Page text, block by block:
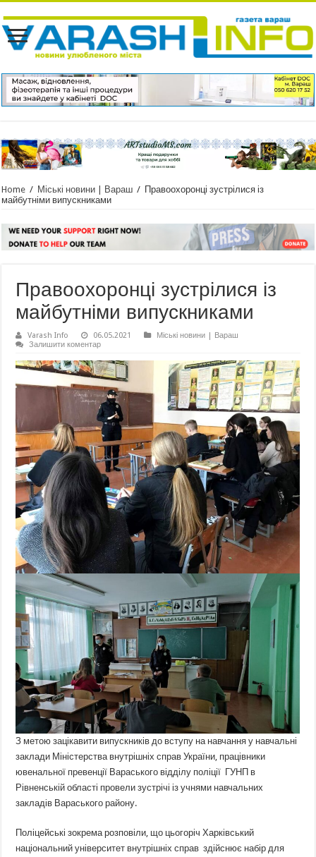
Home / Міські новини | Вараш / Правоохоронці зустрілися із
майбутніми випускниками
Правоохоронці зустрілися із
майбутніми випускниками
Varash Info 06.05.2021
Міські новини | Вараш
Залишити коментар
З метою зацікавити випускників до вступу на навчання у навчальні
заклади Міністерства внутрішніх справ України, працівники
ювенальної превенції Вараського відділу поліції ГУНП в
Рівненській області провели зустрічі із учнями навчальних
закладів Вараського району.
Поліцейські зокрема розповіли, що цьогоріч Харківський
національний університет внутрішніх справ здійснює набір для